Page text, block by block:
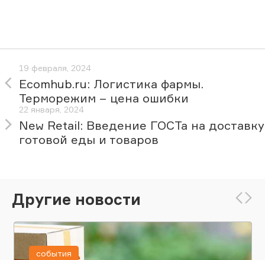
19 февраля, 2024
Ecomhub.ru: Логистика фармы.
Терморежим – цена ошибки
22 января, 2024
New Retail: Введение ГОСТа на доставку
готовой еды и товаров
Другие новости
события